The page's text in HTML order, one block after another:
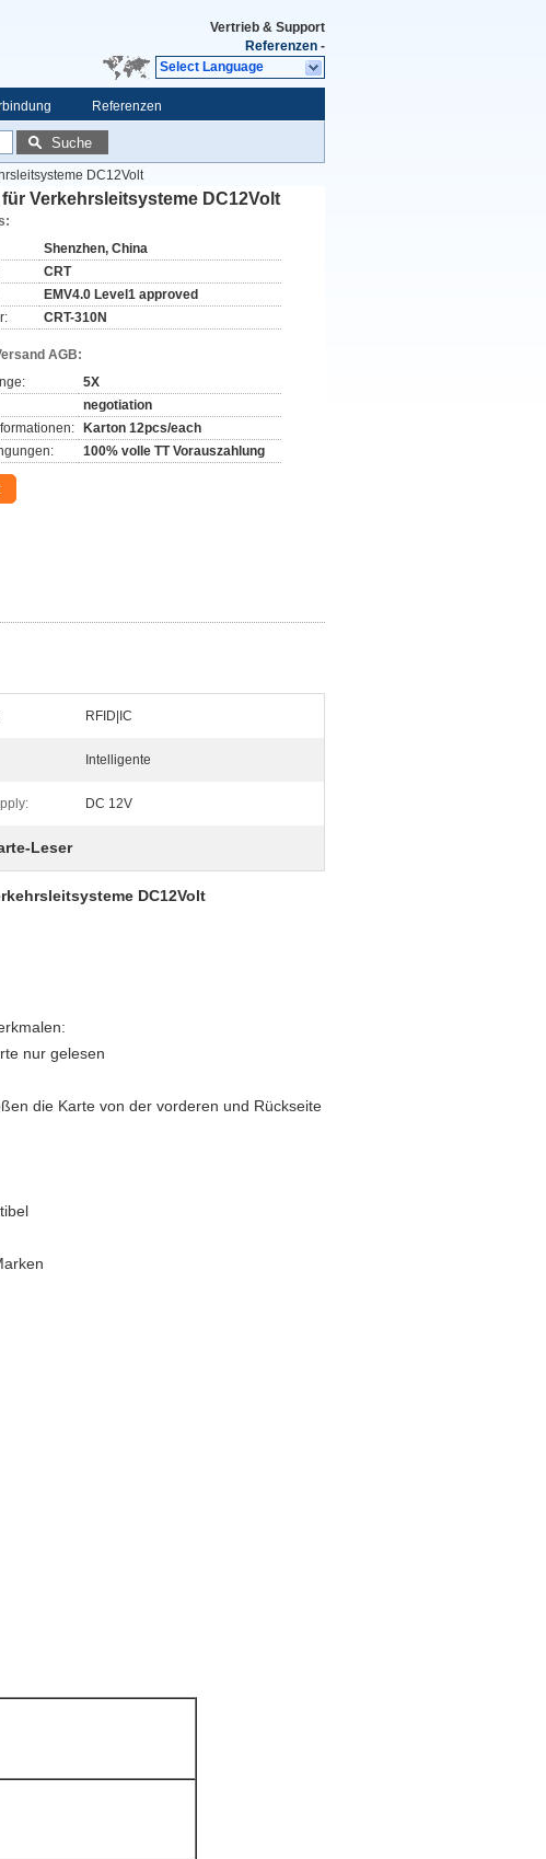
Vertrieb & Support
Referenzen -
Select Language
Referenzen
Suche
DC12Volt
Verkehrsleitsysteme DC12Volt
Shenzhen, China
CRT
EMV4.0 Level1 approved
CRT-310N
AGB:
5X
negotiation
Karton 12pcs/each
100% volle TT Vorauszahlung
RFID|IC
Intelligente
DC 12V
Leser
DC12Volt
nur gelesen
die Karte von der vorderen und Rückseite